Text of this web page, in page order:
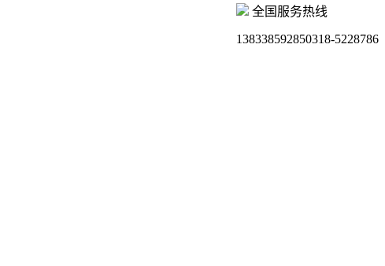
全国服务热线
138338592850318-5228786